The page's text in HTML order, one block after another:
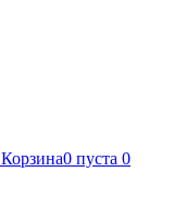
Корзина0 пуста 0